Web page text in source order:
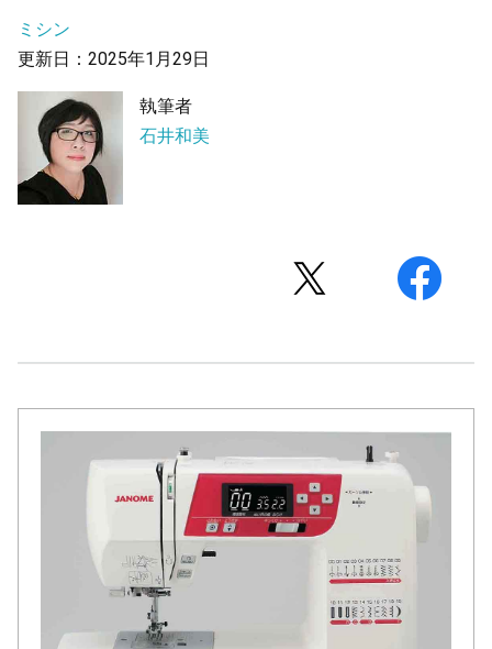
ミシン
更新日：2025年1月29日
執筆者
石井和美